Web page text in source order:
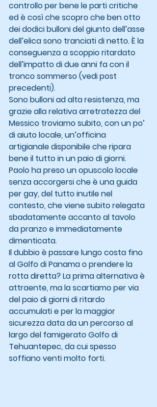
controllo per bene le parti critiche
ed è così che scopro che ben otto
dei dodici bulloni del giunto dell’asse
dell’elica sono tranciati di netto. È la
conseguenza a scoppio ritardato
dell’impatto di due anni fa con il
tronco sommerso (vedi post
precedenti).
Sono bulloni ad alta resistenza, ma
grazie alla relativa arretratezza del
Messico troviamo subito, con un po’
di aiuto locale, un’officina
artigianale disponibile che ripara
bene il tutto in un paio di giorni.
Paolo ha preso un opuscolo locale
senza accorgersi che è una guida
per gay, del tutto inutile nel
contesto, che viene subito relegata
sbadatamente accanto al tavolo
da pranzo e immediatamente
dimenticata.
Il dubbio è passare lungo costa fino
al Golfo di Panama o prendere la
rotta diretta? La prima alternativa è
attraente, ma la scartiamo per via
del paio di giorni di ritardo
accumulati e per la maggior
sicurezza data da un percorso al
largo del famigerato Golfo di
Tehuantepec, da cui spesso
soffiano venti molto forti.